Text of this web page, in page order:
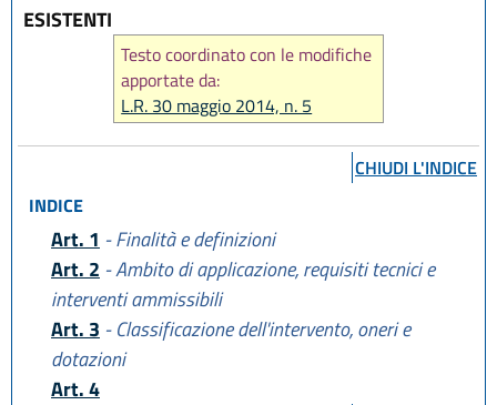
ESISTENTI
Testo coordinato con le modifiche
apportate da:
L.R. 30 maggio 2014, n. 5
CHIUDI L'INDICE
INDICE
Art. 1 - Finalità e definizioni
Art. 2 - Ambito di applicazione, requisiti tecnici e
interventi ammissibili
Art. 3 - Classificazione dell'intervento, oneri e
dotazioni
Art. 4